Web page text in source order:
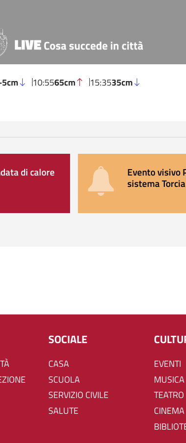
10:5565cm 15:3535cm
di calore Evento visivo
sistema
SOCIALE
CASA
SCUOLA
SERVIZIO CIVILE
SALUTE
EVENTI
MUSICA
TEATRO
CINEMA